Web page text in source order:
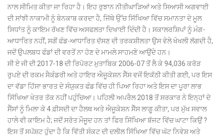
ਨਾਲ ਸੀਮਿਤ ਕੀਤਾ ਜਾ ਰਿਹਾ ਹੈ। ਇਹ ਰੁਝਾਨ ਨੀਤੀਘਾੜਿਆਂ ਅਤੇ ਸਿਆਸੀ ਅਗਵਾਈ
ਦੀ ਸਾਂਝੀ ਨਾਕਾਮੀ ਨੂੰ ਬੇਨਕਾਬ ਕਰਦਾ ਹੈ, ਜਿੱਥੇ ਉੱਚ ਸਿੱਖਿਆ ਵਿੱਚ ਸਮਾਨਤਾ ਦੇ ਮੂਲ
ਸਿਧਾਂਤ ਨੂੰ ਕਾਇਮ ਰੱਖਣ ਵਿੱਚ ਅਸਫਲਤਾ ਦਿਖਾਈ ਦਿੰਦੀ ਹੈ। ਸਕਾਲਰਸ਼ਿਪਾਂ ਨੂੰ ਮੰਗ-
ਆਧਾਰਿਤ ਨਹੀਂ, ਸਗੋਂ ਫੰਡ-ਆਧਾਰਿਤ ਦੱਸਣ ਦੀ ਤਰਕਸ਼ੀਲਤਾ ਉਸ ਵੇਲੇ ਖੋਖਲੀ ਲੱਗਦੀ ਹੈ,
ਜਦੋਂ ਉਪਲਬਧ ਫੰਡਾਂ ਦੀ ਵਰਤੋਂ ਨਾ ਹੋਣ ਦੇ ਮਾਮਲੇ ਸਾਹਮਣੇ ਆਉਂਦੇ ਹਨ।
ਸੀ ਏ ਜੀ ਦੀ 2017-18 ਦੀ ਰਿਪੋਰਟ ਮੁਤਾਬਿਕ 2006-07 ਤੋਂ ਲੈ ਕੇ 94,036 ਕਰੋੜ
ਰੁਪਏ ਦੀ ਰਕਮ ਸੈਕੰਡਰੀ ਅਤੇ ਹਾਇਰ ਐਜੂਕੇਸ਼ਨ ਸੈੱਸ ਵਜੋਂ ਇਕੱਠੀ ਕੀਤੀ ਗਈ, ਪਰ ਇਸ
ਦਾ ਵੱਡਾ ਹਿੱਸਾ ਭਾਰਤ ਦੇ ਸੰਯੁਕਤ ਫੰਡ ਵਿੱਚ ਹੀ ਪਿਆ ਰਿਹਾ ਅਤੇ ਇਸ ਦਾ ਪੂਰਾ ਲਾਭ
ਸਿੱਖਿਆ ਖੇਤਰ ਤੱਕ ਨਹੀਂ ਪਹੁੰਚਿਆ। ਪਹਿਲੀ ਅਪਰੈਲ 2018 ਤੋਂ ਸਰਕਾਰ ਨੇ ਇਨ੍ਹਾਂ ਦੋ
ਸੈੱਸਾਂ ਨੂੰ ਮਿਲਾ ਕੇ 4 ਫ਼ੀਸਦੀ ਦਾ ਹੈਲਥ ਅਤੇ ਐਜੂਕੇਸ਼ਨ ਸੈੱਸ ਲਾਗੂ ਕੀਤਾ, ਪਰ ਮੁੱਖ ਸਵਾਲ
ਹਾਲੇ ਵੀ ਕਾਇਮ ਹੈ; ਜਦੋਂ ਸਰੋਤ ਮੌਜੂਦ ਹਨ ਤਾਂ ਫਿਰ ਸਿੱਖਿਆ ਬੱਜਟ ਵਿੱਚ ਘਾਟਾ ਕਿਉਂ ?
ਇਸ ਤੋਂ ਸਪੱਸ਼ਟ ਹੁੰਦਾ ਹੈ ਕਿ ਵਿੱਤੀ ਸੰਕਟ ਦੀ ਦਲੀਲ ਸਿੱਖਿਆ ਵਿੱਚ ਘੱਟ ਨਿਵੇਸ਼ ਅਤੇ